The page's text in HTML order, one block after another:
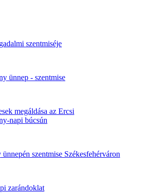
szentmiséje
ünnep - szentmise
megáldása az Ercsi
napi búcsún
szentmise Székesfehérváron
zarándoklat